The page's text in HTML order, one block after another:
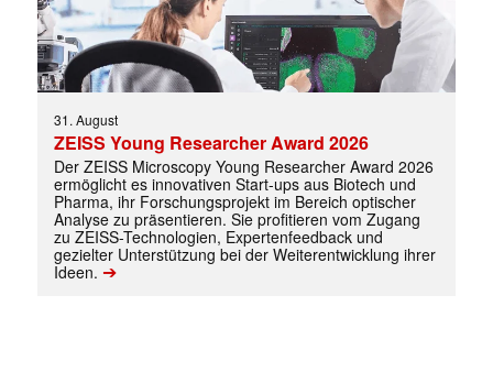
31. August
ZEISS Young Researcher Award 2026
Der ZEISS Microscopy Young Researcher Award 2026
ermöglicht es innovativen Start-ups aus Biotech und
Pharma, ihr Forschungsprojekt im Bereich optischer
Analyse zu präsentieren. Sie profitieren vom Zugang
zu ZEISS-Technologien, Expertenfeedback und
gezielter Unterstützung bei der Weiterentwicklung ihrer
Ideen. ➔